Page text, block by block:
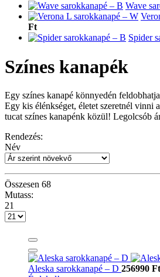
Wave
Ft
Spider
Színes kanapék
Egy színes kanapé könnyedén
Egy kis élénkséget, életet szeretnél vinni
tucat színes kanapénk közül! Legolcsób
Rendezés:
Név
Összesen 68
Mutass:
21
Aleska sarokkanapé – D 256990 Ft